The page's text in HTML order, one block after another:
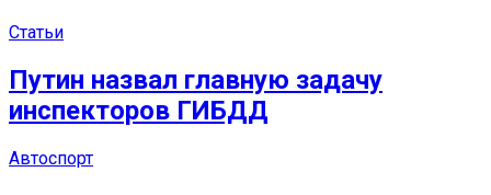
Статьи
Путин назвал главную задачу
инспекторов ГИБДД
Автоспорт